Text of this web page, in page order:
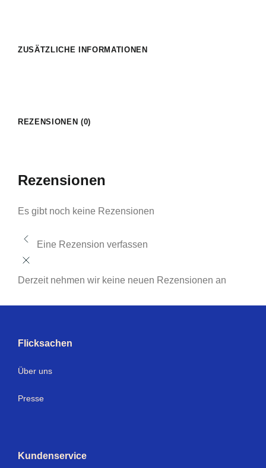
ZUSÄTZLICHE INFORMATIONEN
REZENSIONEN (0)
Rezensionen
Es gibt noch keine Rezensionen
Eine Rezension verfassen
Derzeit nehmen wir keine neuen Rezensionen an
Flicksachen
Über uns
Presse
Kundenservice